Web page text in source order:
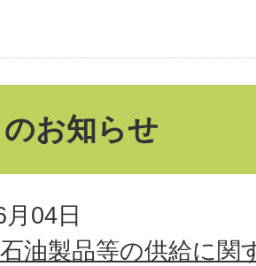
お知らせ
04日
油製品等の供給に関